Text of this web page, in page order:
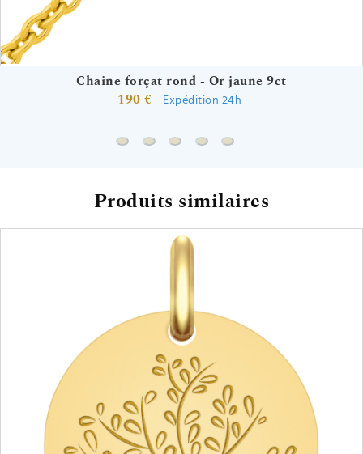
Chaine forçat rond - Or jaune 9ct
190 €
Expédition 24h
Produits similaires